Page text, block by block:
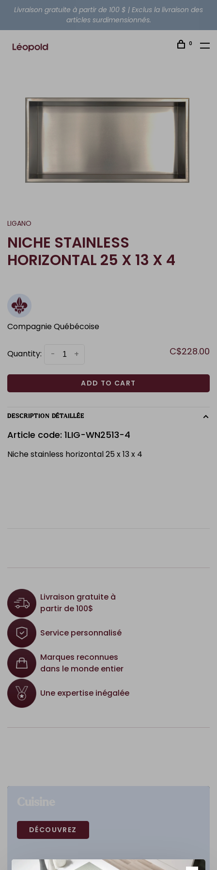
Livraison gratuite à partir de 100 $ | Exclus la livraison des
articles surdimensionnés.
0
LIGANO
NICHE STAINLESS
HORIZONTAL 25 X 13 X 4
Compagnie Québécoise
Quantity: +
- C$228.00
ADD TO CART
DESCRIPTION DÉTAILLÉE
Article code: 1LIG-WN2513-4
Niche stainless horizontal 25 x 13 x 4
Livraison gratuite à
partir de 100$
Service personnalisé
Marques reconnues
dans le monde entier
Une expertise inégalée
DÉCOUVREZ